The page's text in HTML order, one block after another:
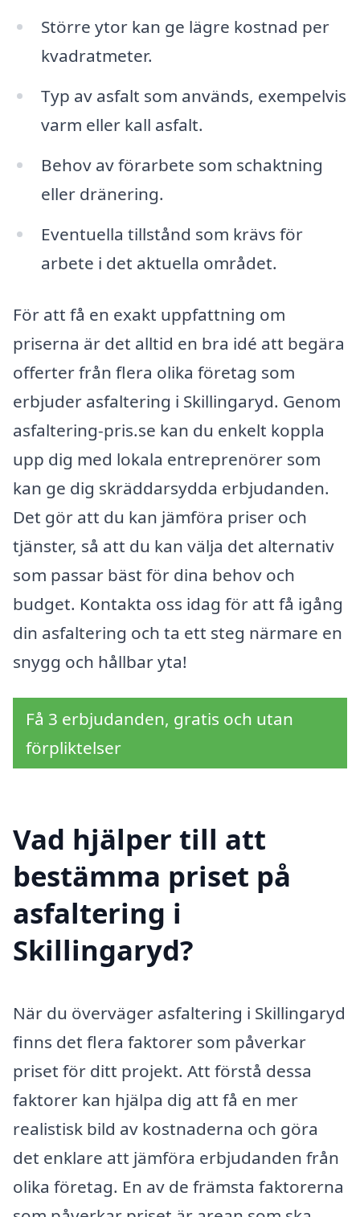
Större ytor kan ge lägre kostnad per
kvadratmeter.
Typ av asfalt som används, exempelvis
varm eller kall asfalt.
Behov av förarbete som schaktning
eller dränering.
Eventuella tillstånd som krävs för
arbete i det aktuella området.
För att få en exakt uppfattning om
priserna är det alltid en bra idé att begära
offerter från flera olika företag som
erbjuder asfaltering i Skillingaryd. Genom
asfaltering-pris.se kan du enkelt koppla
upp dig med lokala entreprenörer som
kan ge dig skräddarsydda erbjudanden.
Det gör att du kan jämföra priser och
tjänster, så att du kan välja det alternativ
som passar bäst för dina behov och
budget. Kontakta oss idag för att få igång
din asfaltering och ta ett steg närmare en
snygg och hållbar yta!
Få 3 erbjudanden, gratis och utan
förpliktelser
Vad hjälper till att
bestämma priset på
asfaltering i
Skillingaryd?
När du överväger asfaltering i Skillingaryd
finns det flera faktorer som påverkar
priset för ditt projekt. Att förstå dessa
faktorer kan hjälpa dig att få en mer
realistisk bild av kostnaderna och göra
det enklare att jämföra erbjudanden från
olika företag. En av de främsta faktorerna